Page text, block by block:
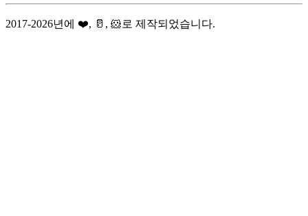
2017-2026년에 ❤️, 🥛, 🐹로 제작되었습니다.